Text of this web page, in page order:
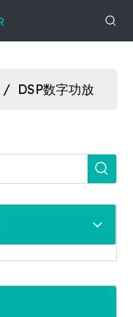
/ DSP数字功放